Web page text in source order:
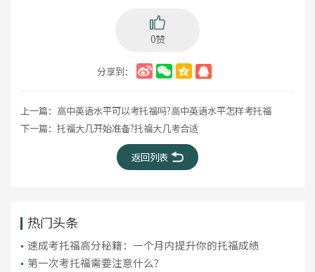
0赞
分享到：
上一篇： 高中英语水平可以考托福吗?高中英语水平怎样考托福
下一篇： 托福大几开始准备?托福大几考合适
返回列表
热门头条
​速成考托福高分秘籍：一个月内提升你的托福成绩
第一次考托福需要注意什么？